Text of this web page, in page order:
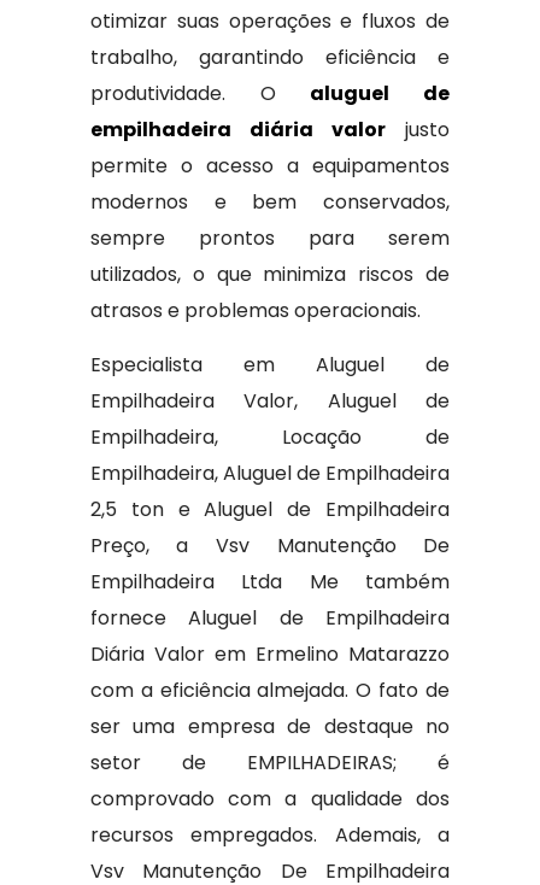
otimizar suas operações e fluxos de
trabalho, garantindo eficiência e
produtividade. O aluguel de
empilhadeira diária valor justo
permite o acesso a equipamentos
modernos e bem conservados,
sempre prontos para serem
utilizados, o que minimiza riscos de
atrasos e problemas operacionais.
Especialista em Aluguel de
Empilhadeira Valor, Aluguel de
Empilhadeira, Locação de
Empilhadeira, Aluguel de Empilhadeira
2,5 ton e Aluguel de Empilhadeira
Preço, a Vsv Manutenção De
Empilhadeira Ltda Me também
fornece Aluguel de Empilhadeira
Diária Valor em Ermelino Matarazzo
com a eficiência almejada. O fato de
ser uma empresa de destaque no
setor de EMPILHADEIRAS; é
comprovado com a qualidade dos
recursos empregados. Ademais, a
Vsv Manutenção De Empilhadeira